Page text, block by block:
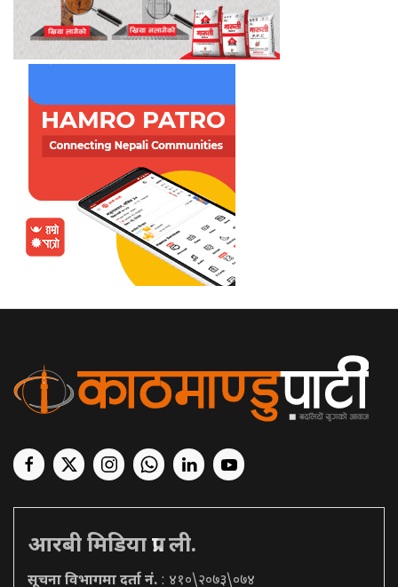
आरबी मिडिया प्रा. ली.
सूचना विभागमा दर्ता नं. : ४१०\२०७३\०७४